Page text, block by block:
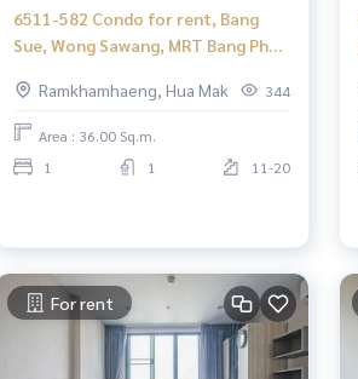
6511-582 Condo for rent, Bang
Sue, Wong Sawang, MRT Bang Pho,
high floor.
Ramkhamhaeng, Hua Mak 344
Area : 36.00 Sq.m.
1
1 11-20
For rent